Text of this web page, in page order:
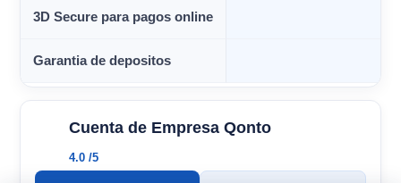
3D Secure para pagos online
Garantia de depositos
Cuenta de Empresa Qonto
4.0 /5